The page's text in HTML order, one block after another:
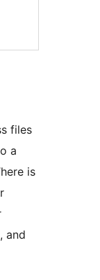
files
a
and